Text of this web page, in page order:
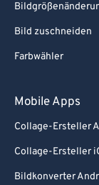
Bild zuschneiden
Farbwähler
Mobile Apps
Collage-Ersteller
Collage-Ersteller
Bildkonverter